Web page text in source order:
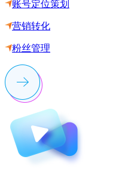
账号定位策划
营销转化
粉丝管理